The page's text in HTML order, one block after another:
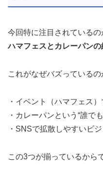
今回特に注目されているの
ハマフェスとカレーパンの
これがなぜバズっている
・イベント（ハマフェス
・カレーパンという“誰で
・SNSで拡散しやすいビ
この3つが揃っているから